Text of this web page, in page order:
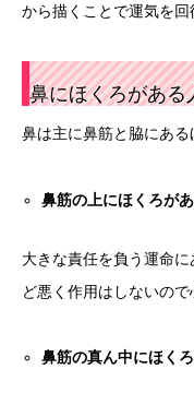
から描くことで運気を回
鼻にほくろがある
鼻は主に鼻筋と脇にある
鼻筋の上にほくろが
大きな責任を負う運命
ど悪く作用はしないので
鼻筋の真ん中にほく